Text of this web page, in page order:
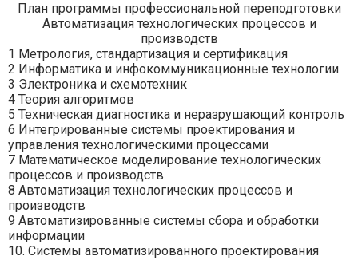
План программы профессиональной переподготовки
Автоматизация технологических процессов и
производств
1 Метрология, стандартизация и сертификация
2 Информатика и инфокоммуникационные технологии
3 Электроника и схемотехник
4 Теория алгоритмов
5 Техническая диагностика и неразрушающий контроль
6 Интегрированные системы проектирования и
управления технологическими процессами
7 Математическое моделирование технологических
процессов и производств
8 Автоматизация технологических процессов и
производств
9 Автоматизированные системы сбора и обработки
информации
10. Системы автоматизированного проектирования